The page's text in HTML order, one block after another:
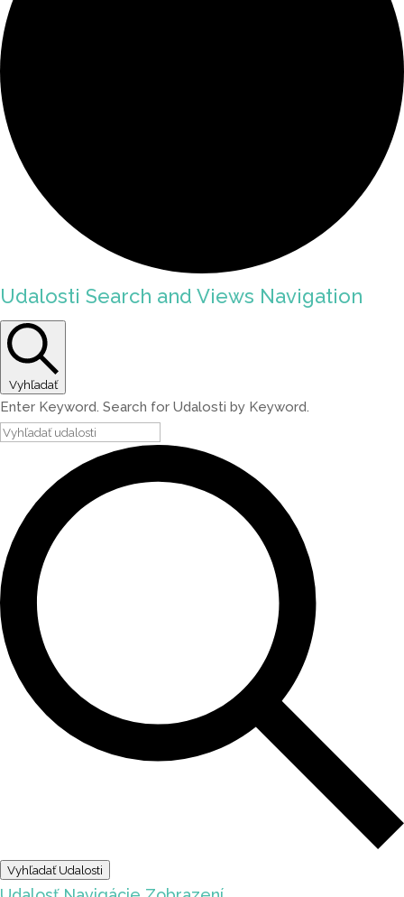
Udalosti Search and Views Navigation
Vyhľadať
Enter Keyword. Search for Udalosti by Keyword.
Vyhľadať Udalosti